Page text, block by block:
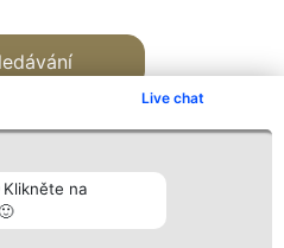
Live chat
na